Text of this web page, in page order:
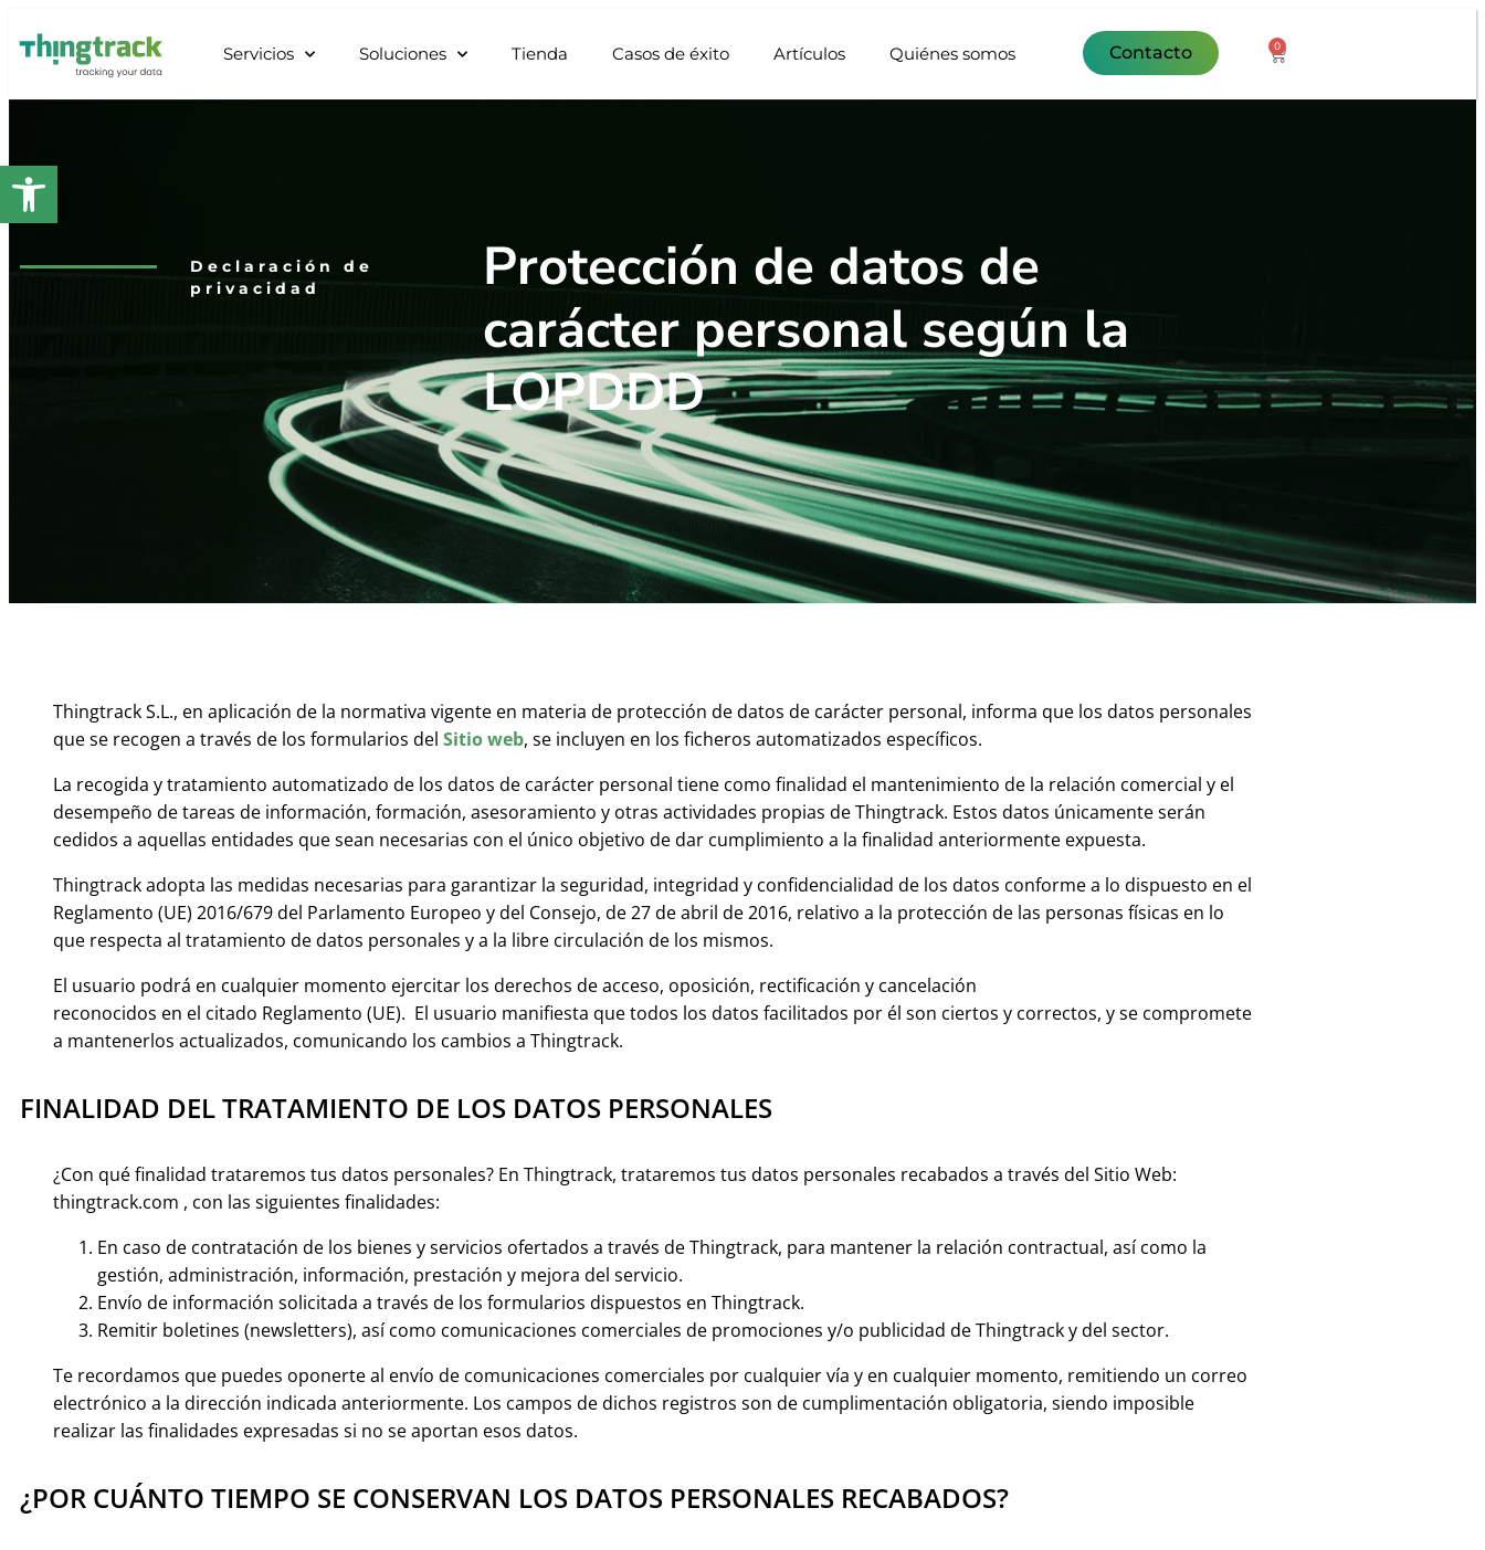
Abrir barra de herramientas
Servicios Soluciones Tienda Casos de éxito Artículos Quiénes somos Contacto 0
Declaración de
privacidad
Protección de datos de
carácter personal según la
LOPDDD
Thingtrack S.L., en aplicación de la normativa vigente en materia de protección de datos de carácter personal, informa que los datos personales
que se recogen a través de los formularios del Sitio web, se incluyen en los ficheros automatizados específicos.
La recogida y tratamiento automatizado de los datos de carácter personal tiene como finalidad el mantenimiento de la relación comercial y el
desempeño de tareas de información, formación, asesoramiento y otras actividades propias de Thingtrack. Estos datos únicamente serán
cedidos a aquellas entidades que sean necesarias con el único objetivo de dar cumplimiento a la finalidad anteriormente expuesta.
Thingtrack adopta las medidas necesarias para garantizar la seguridad, integridad y confidencialidad de los datos conforme a lo dispuesto en el
Reglamento (UE) 2016/679 del Parlamento Europeo y del Consejo, de 27 de abril de 2016, relativo a la protección de las personas físicas en lo
que respecta al tratamiento de datos personales y a la libre circulación de los mismos.
El usuario podrá en cualquier momento ejercitar los derechos de acceso, oposición, rectificación y cancelación
reconocidos en el citado Reglamento (UE). El usuario manifiesta que todos los datos facilitados por él son ciertos y correctos, y se compromete
a mantenerlos actualizados, comunicando los cambios a Thingtrack.
FINALIDAD DEL TRATAMIENTO DE LOS DATOS PERSONALES
¿Con qué finalidad trataremos tus datos personales? En Thingtrack, trataremos tus datos personales recabados a través del Sitio Web:
thingtrack.com , con las siguientes finalidades:
En caso de contratación de los bienes y servicios ofertados a través de Thingtrack, para mantener la relación contractual, así como la
gestión, administración, información, prestación y mejora del servicio.
Envío de información solicitada a través de los formularios dispuestos en Thingtrack.
Remitir boletines (newsletters), así como comunicaciones comerciales de promociones y/o publicidad de Thingtrack y del sector.
Te recordamos que puedes oponerte al envío de comunicaciones comerciales por cualquier vía y en cualquier momento, remitiendo un correo
electrónico a la dirección indicada anteriormente. Los campos de dichos registros son de cumplimentación obligatoria, siendo imposible
realizar las finalidades expresadas si no se aportan esos datos.
¿POR CUÁNTO TIEMPO SE CONSERVAN LOS DATOS PERSONALES RECABADOS?